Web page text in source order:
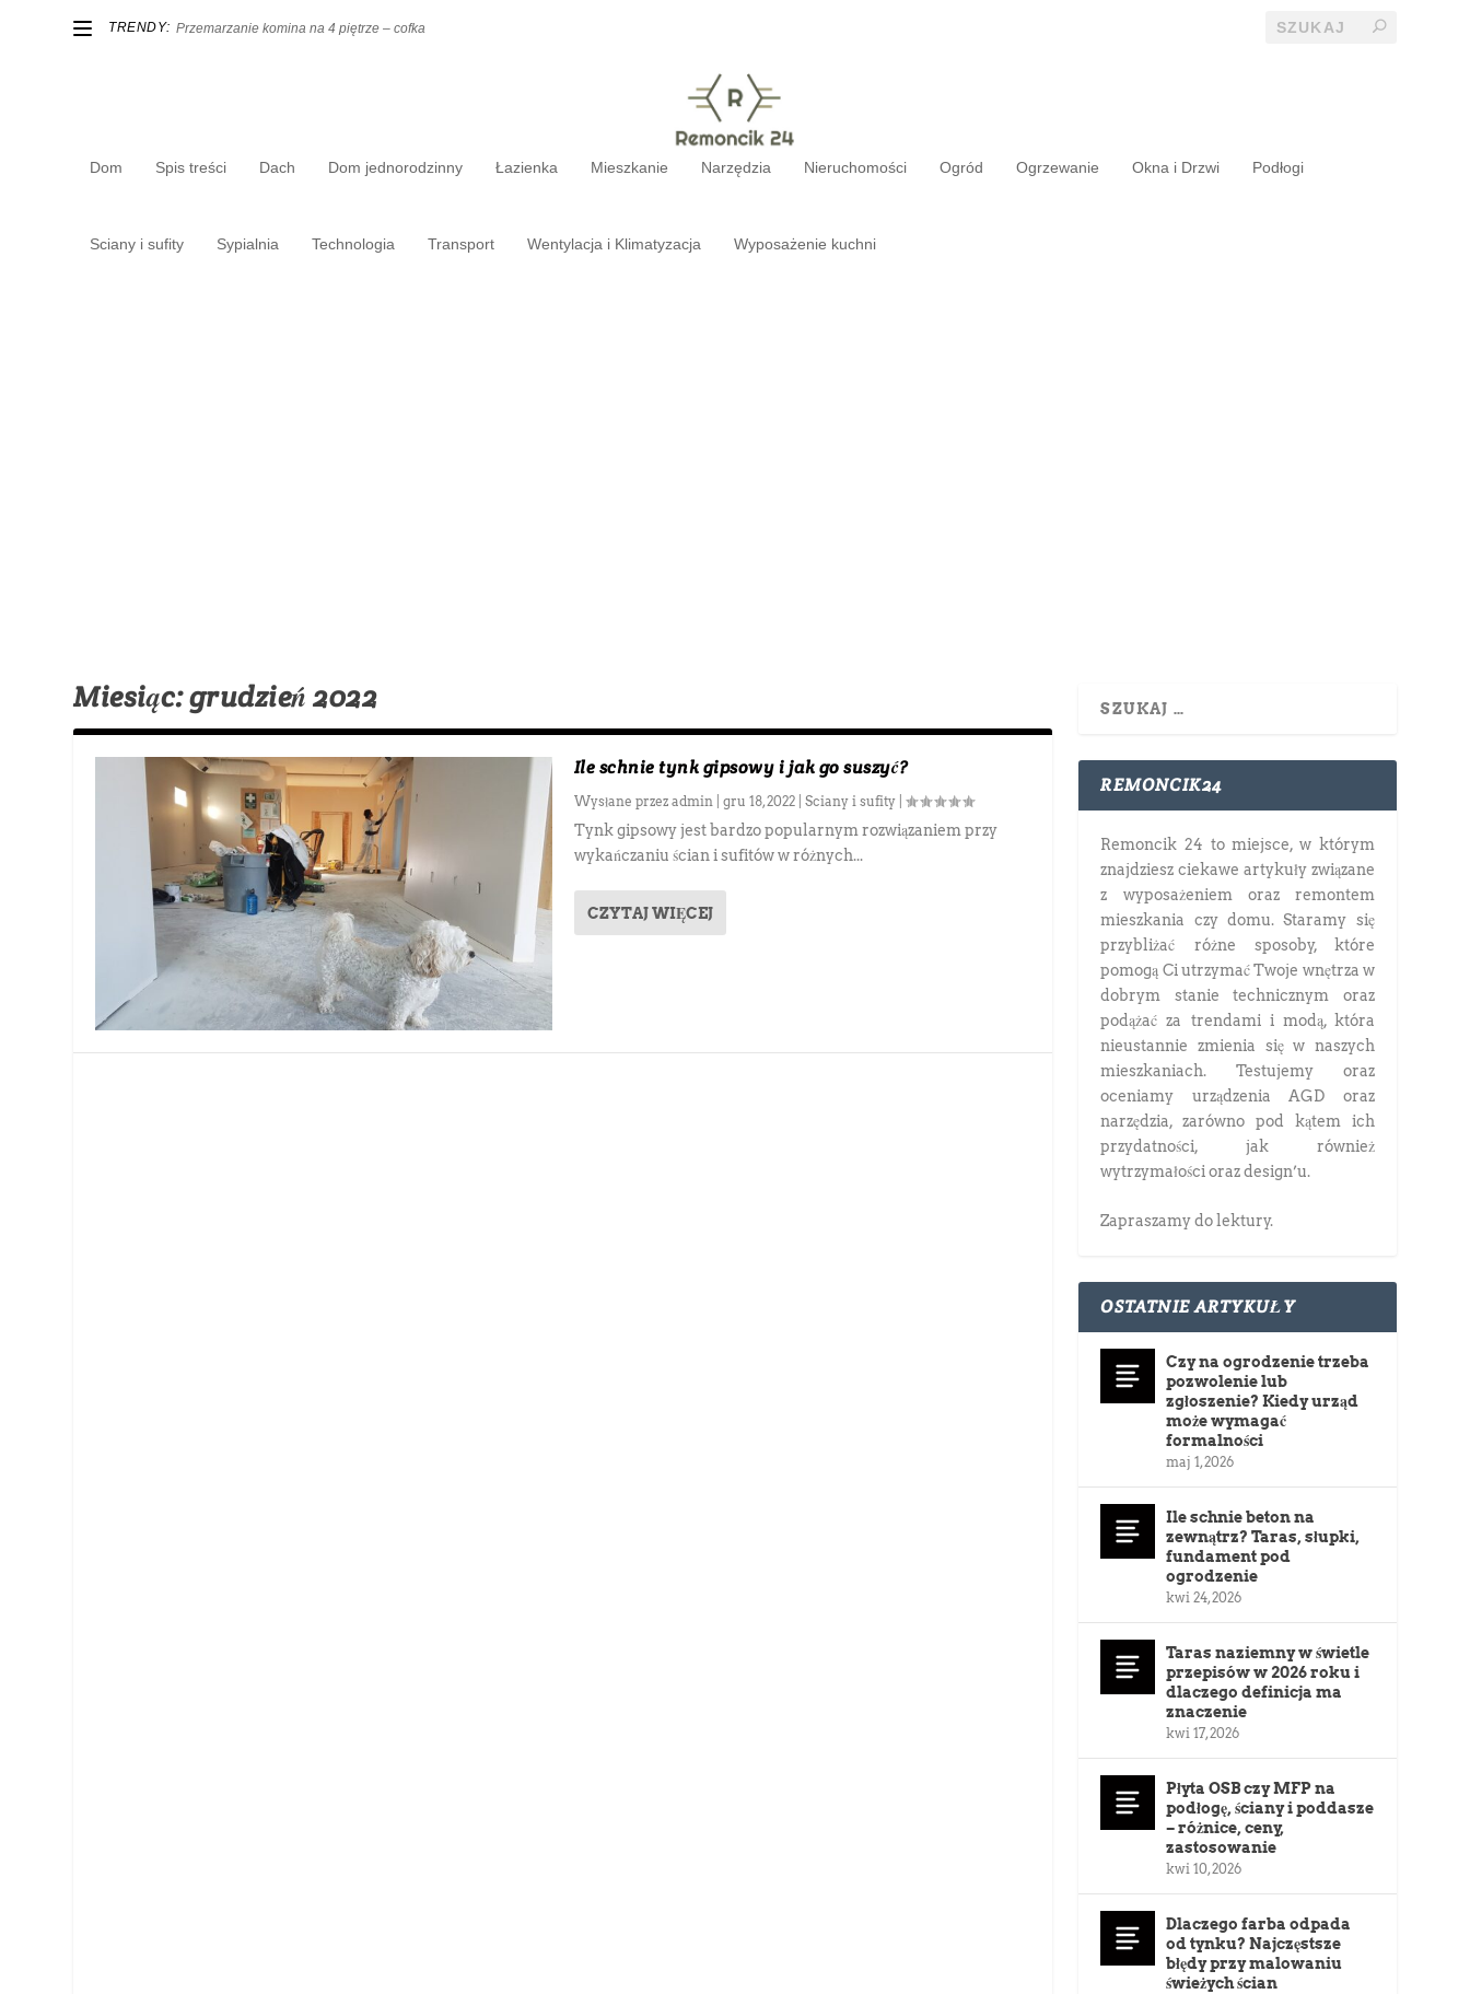
TRENDY: Przemarzanie komina na 4 piętrze – cofka
Dom Spis treści Dach Dom jednorodzinny Łazienka Mieszkanie Narzędzia Nieruchomości Ogród Ogrzewanie Okna i Drzwi Podłogi
Sciany i sufity Sypialnia Technologia Transport Wentylacja i Klimatyzacja Wyposażenie kuchni
Miesiąc:grudzień 2022
Ile schnie tynk gipsowy i jak go suszyć?
Wysłane przez admin gru 18, 2022| Sciany i sufity|
Tynk gipsowy jest bardzo popularnym rozwiązaniem przy
wykańczaniu ścian i sufitów w różnych...
CZYTAJ WIĘCEJ
REMONCIK24
Remoncik 24 to miejsce, w którym
znajdziesz ciekawe artykuły związane
z wyposażeniem oraz remontem
mieszkania czy domu. Staramy się
przybliżać różne sposoby, które
pomogą Ci utrzymać Twoje wnętrza w
dobrym stanie technicznym oraz
podążać za trendami i modą, która
nieustannie zmienia się w naszych
mieszkaniach. Testujemy oraz
oceniamy urządzenia AGD oraz
narzędzia, zarówno pod kątem ich
przydatności, jak również
wytrzymałości oraz design’u.
Zapraszamy do lektury.
OSTATNIE ARTYKUŁY
Czy na ogrodzenie trzeba
pozwolenie lub
zgłoszenie? Kiedy urząd
może wymagać
formalności
maj 1, 2026
Ile schnie beton na
zewnątrz? Taras, słupki,
fundament pod
ogrodzenie
kwi 24, 2026
Taras naziemny w świetle
przepisów w 2026 roku i
dlaczego definicja ma
znaczenie
kwi 17, 2026
Płyta OSB czy MFP na
podłogę, ściany i poddasze
– różnice, ceny,
zastosowanie
kwi 10, 2026
Dlaczego farba odpada
od tynku? Najczęstsze
błędy przy malowaniu
świeżych ścian